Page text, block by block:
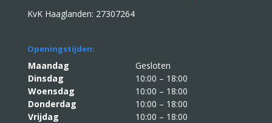
KvK Haaglanden: 27307264
Openingstijden:
Maandag
Gesloten
Dinsdag
10:00 – 18:00
Woensdag
10:00 – 18:00
Donderdag
10:00 – 18:00
Vrijdag
10:00 – 18:00